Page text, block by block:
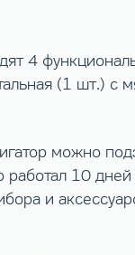
4
(1 шт.) с
можно
работал 10
и